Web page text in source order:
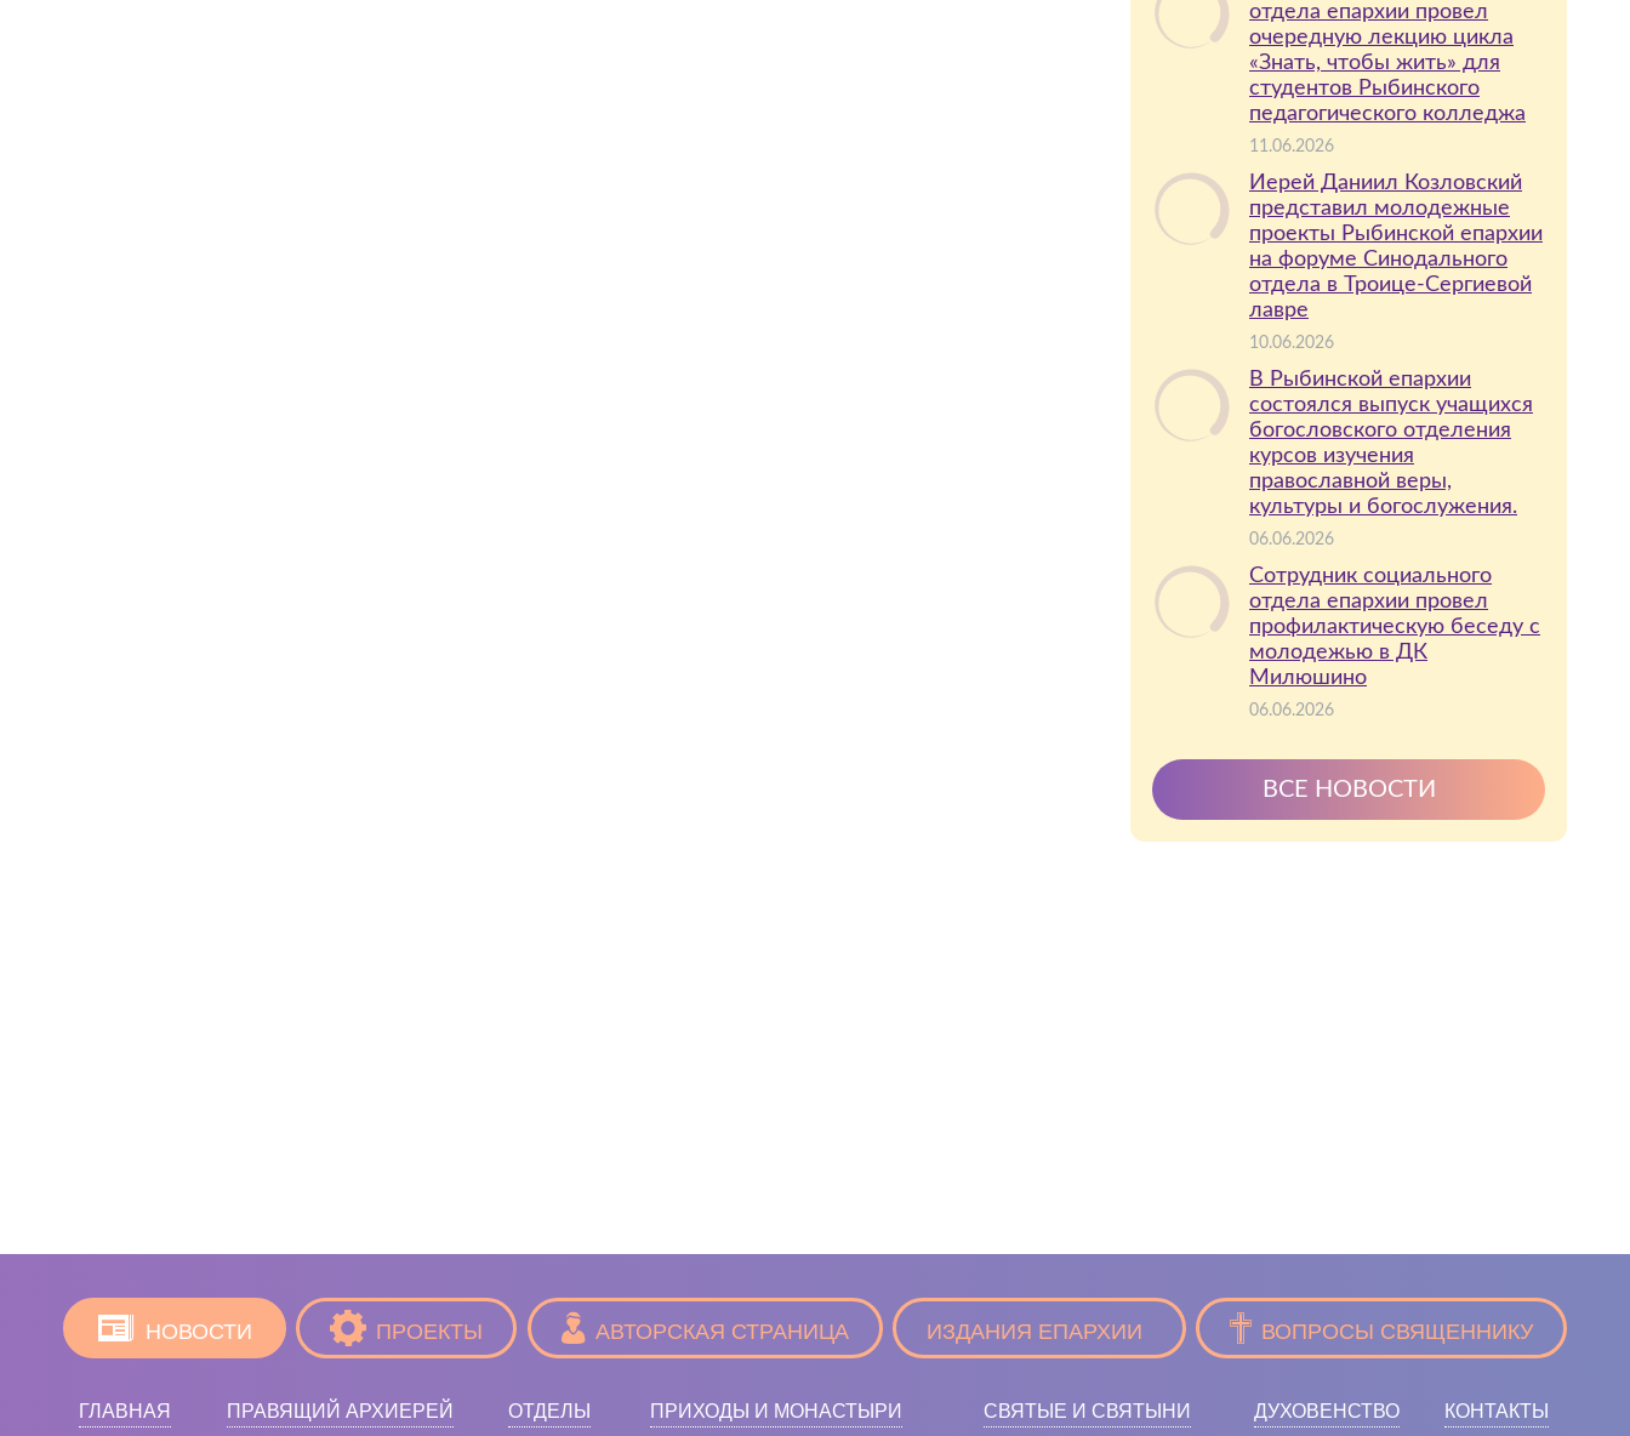
отдела епархии провел
очередную лекцию цикла
«Знать, чтобы жить» для
студентов Рыбинского
педагогического колледжа
11.06.2026
Иерей Даниил Козловский
представил молодежные
проекты Рыбинской епархии
на форуме Синодального
отдела в Троице-Сергиевой
лавре
10.06.2026
В Рыбинской епархии
состоялся выпуск учащихся
богословского отделения
курсов изучения
православной веры,
культуры и богослужения.
06.06.2026
Сотрудник социального
отдела епархии провел
профилактическую беседу с
молодежью в ДК
Милюшино
06.06.2026
ВСЕ НОВОСТИ
НОВОСТИ ПРОЕКТЫ АВТОРСКАЯ СТРАНИЦА ИЗДАНИЯ ЕПАРХИИ ВОПРОСЫ СВЯЩЕННИКУ
ГЛАВНАЯ ПРАВЯЩИЙ АРХИЕРЕЙ ОТДЕЛЫ ПРИХОДЫ И МОНАСТЫРИ СВЯТЫЕ И СВЯТЫНИ ДУХОВЕНСТВО КОНТАКТЫ